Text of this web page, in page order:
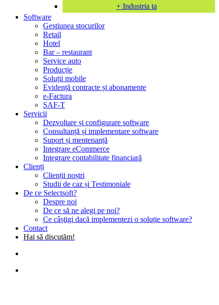
+ Industria ta
Software
Gestiunea stocurilor
Retail
Hotel
Bar – restaurant
Service auto
Producție
Soluții mobile
Evidență contracte și abonamente
e-Factura
SAF-T
Servicii
Dezvoltare și configurare software
Consultanță și implementare software
Suport și mentenanță
Integrare eCommerce
Integrare contabilitate financiară
Clienți
Clienții noștri
Studii de caz și Testimoniale
De ce Selectsoft?
Despre noi
De ce să ne alegi pe noi?
Ce câștigi dacă implementezi o soluție software?
Contact
Hai să discutăm!